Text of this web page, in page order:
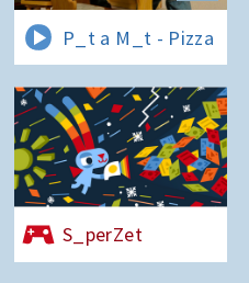
P_t a M_t - Pizza
S_perZet